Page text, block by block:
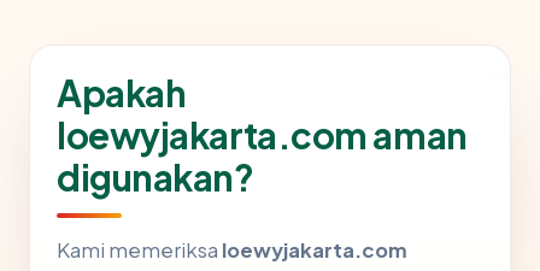
Apakah
loewyjakarta.com aman
digunakan?
Kami memeriksa loewyjakarta.com